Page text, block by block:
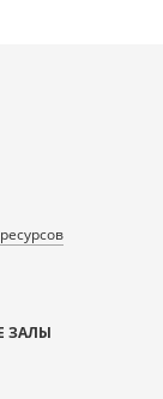
ЗАЛЫ